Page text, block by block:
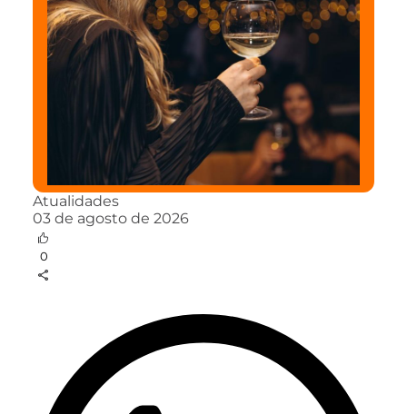
Atualidades
03 de agosto de 2026
0